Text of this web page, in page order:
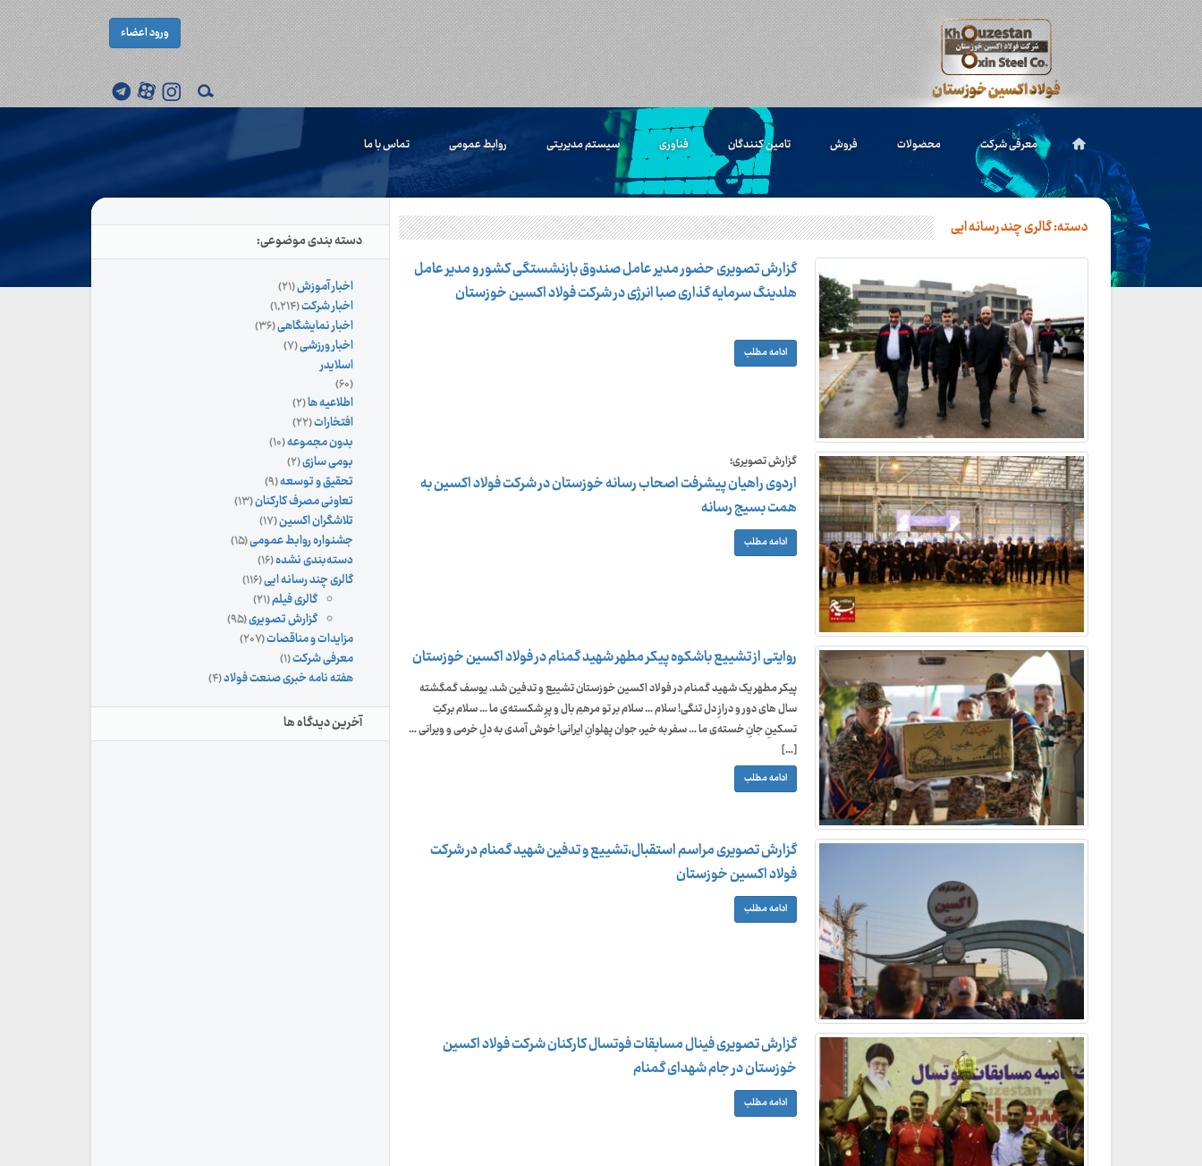
ورود اعضاء
معرفی شرکت محصولات فروش تامین کنندگان فناوری سیستم مدیریتی روابط عمومی تماس با ما
دسته:گالری چند رسانه ایی
گزارش تصویری حضور مدیر عامل صندوق بازنشستگی کشور و مدیر عامل
هلدینگ سرمایه گذاری صبا انرژی در شرکت فولاد اکسین خوزستان
ادامه مطلب
گزارش تصویری؛
اردوی راهیان پیشرفت اصحاب رسانه خوزستان در شرکت فولاد اکسین به
همت بسیج رسانه
ادامه مطلب
روایتی از تشییع باشکوه پیکر مطهر شهید گمنام در فولاد اکسین خوزستان
پیکر مطهر یک شهید گمنام در فولاد اکسین خوزستان تشییع و تدفین شد. یوسف گمگشته
سال های دور و درازِ دل تنگی! سلام … سلام بر تو مرهمِ بال و پرِ شکسته‌ی ما … سلام برکتِ
تسکینِ جانِ خسته‌ی ما … سفر به خیر، جوان‌ پهلوانِ ایرانی! خوش آمدی به دلِ خرمی و ویرانی …
[…]
ادامه مطلب
گزارش تصویری مراسم استقبال،تشییع و تدفین شهید گمنام در شرکت
فولاد اکسین خوزستان
ادامه مطلب
گزارش تصویری فینال مسابقات فوتسال کارکنان شرکت فولاد اکسین
خوزستان در جام شهدای گمنام
ادامه مطلب
دسته بندی موضوعی:
اخبار آموزش(۲۱)
اخبار شرکت(۱,۲۱۴)
اخبار نمایشگاهی(۳۶)
اخبار ورزشی(۷)
اسلایدر
(۶۰)
اطلاعیه ها(۲)
افتخارات(۲۲)
بدون مجموعه(۱۰)
بومی سازی(۲)
تحقیق و توسعه(۹)
تعاونی مصرف کارکنان(۱۳)
تلاشگران اکسین(۱۷)
جشنواره روابط عمومی(۱۵)
دسته‌بندی نشده(۱۶)
گالری چند رسانه ایی(۱۱۶)
گالری فیلم(۲۱)
گزارش تصویری(۹۵)
مزایدات و مناقصات(۲۰۷)
معرفی شرکت(۱)
هفته نامه خبری صنعت فولاد(۴)
آخرین دیدگاه ها